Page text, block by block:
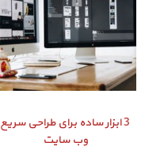
3 ابزار ساده برای طراحی سریع
وب سایت